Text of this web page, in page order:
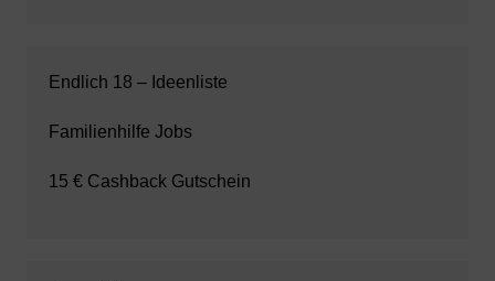
Endlich 18 – Ideenliste
Familienhilfe Jobs
15 € Cashback Gutschein